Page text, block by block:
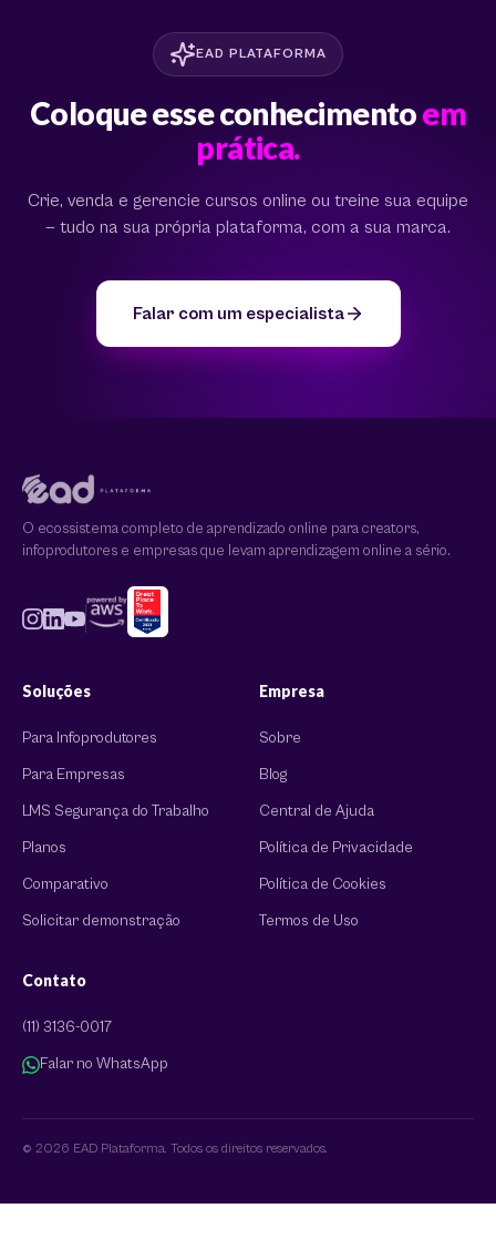
EAD PLATAFORMA
Coloque esse conhecimentoem
prática.
Crie, venda e gerencie cursos online ou treine sua equipe
— tudo na sua própria plataforma, com a sua marca.
Falar com um especialista
O ecossistema completo de aprendizado online para creators,
infoprodutores e empresas que levam aprendizagem online a sério.
Soluções
Para Infoprodutores
Para Empresas
LMS Segurança do Trabalho
Planos
Comparativo
Solicitar demonstração
Empresa
Sobre
Blog
Central de Ajuda
Política de Privacidade
Política de Cookies
Termos de Uso
Contato
(11) 3136-0017
Falar no WhatsApp
© 2026 EAD Plataforma. Todos os direitos reservados.